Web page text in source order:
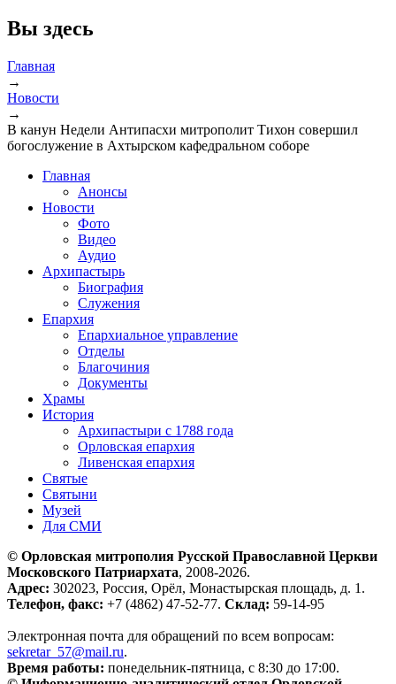
Вы здесь
Главная
→
Новости
→
В канун Недели Антипасхи митрополит Тихон совершил
богослужение в Ахтырском кафедральном соборе
Главная
Анонсы
Новости
Фото
Видео
Аудио
Архипастырь
Биография
Служения
Епархия
Епархиальное управление
Отделы
Благочиния
Документы
Храмы
История
Архипастыри с 1788 года
Орловская епархия
Ливенская епархия
Святые
Святыни
Музей
Для СМИ
© Орловская митрополия Русской Православной Церкви
Московского Патриархата, 2008-2026.
Адрес: 302023, Россия, Орёл, Монастырская площадь, д. 1.
Телефон, факс: +7 (4862) 47-52-77. Склад: 59-14-95
Электронная почта для обращений по всем вопросам:
sekretar_57@mail.ru.
Время работы: понедельник-пятница, с 8:30 до 17:00.